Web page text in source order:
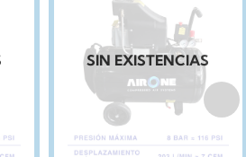
SIN EXISTENCIAS